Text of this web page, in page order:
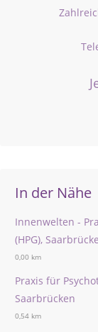
In der Nähe
Innenwelten -
(HPG),
0,00 km
Praxis für
Saarbrücken
0,54 km